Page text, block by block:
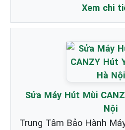
Xem chi
Sửa Máy Hút Mùi
Nội
Trung Tâm Bảo Hành